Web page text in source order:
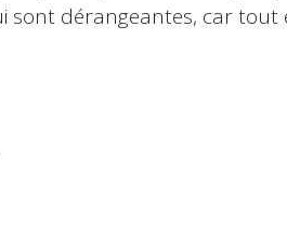
sont dérangeantes, car tout